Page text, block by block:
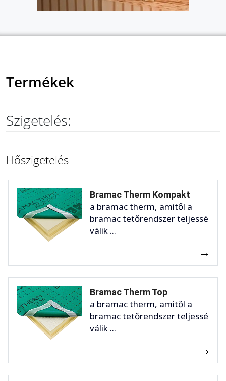
Termékek
Szigetelés:
Hőszigetelés
Bramac Therm Kompakt
a bramac therm, amitől a
bramac tetőrendszer teljessé
válik ...
Bramac Therm Top
a bramac therm, amitől a
bramac tetőrendszer teljessé
válik ...